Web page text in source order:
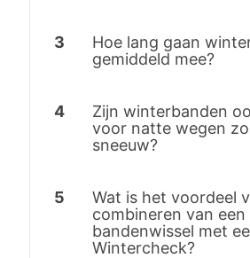
3
Hoe lang gaan
gemiddeld mee?
4
Zijn winterbanden
voor natte wegen
sneeuw?
5
Wat is het voordeel
combineren van een
bandenwissel met
Wintercheck?